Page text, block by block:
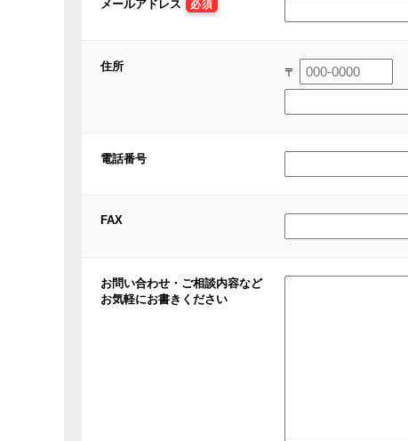
メールアドレス 必須
住所 〒
電話番号
FAX
お問い合わせ・ご相談内容など
お気軽にお書きください